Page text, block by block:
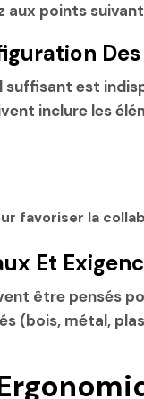
aux points
suffisant est
inclure les
favoriser la
Et
être pensés
(bois, métal,